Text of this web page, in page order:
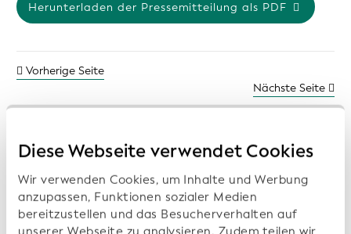
Diese Webseite verwendet Cookies
Wir verwenden Cookies, um Inhalte und Werbung
anzupassen, Funktionen sozialer Medien
bereitzustellen und das Besucherverhalten auf
Herunterladen der Pressemitteilung als PDF
Vorherige Seite
Nächste Seite
Frühere Pressemitteilungen: